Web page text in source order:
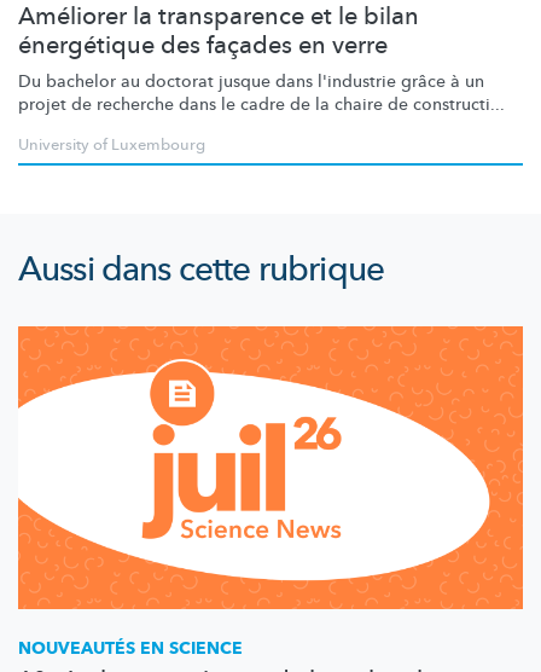
Améliorer la transparence et le bilan
énergétique des façades en verre
Du bachelor au doctorat jusque dans l'industrie grâce à un
projet de recherche dans le cadre de la chaire de constructi...
University of Luxembourg
Aussi dans cette rubrique
NOUVEAUTÉS EN SCIENCE